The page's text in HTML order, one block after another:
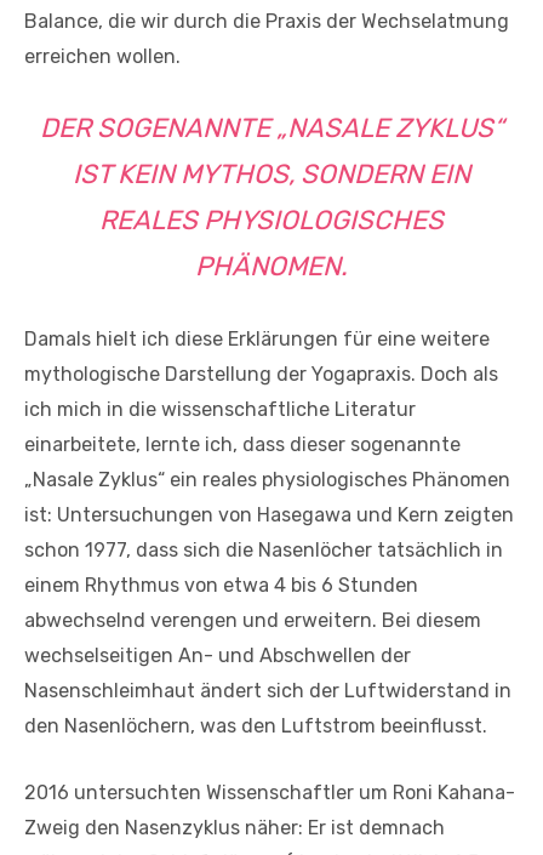
Balance, die wir durch die Praxis der Wechselatmung
erreichen wollen.
DER SOGENANNTE „NASALE ZYKLUS“
IST KEIN MYTHOS, SONDERN EIN
REALES PHYSIOLOGISCHES
PHÄNOMEN.
Damals hielt ich diese Erklärungen für eine weitere
mythologische Darstellung der Yogapraxis. Doch als
ich mich in die wissenschaftliche Literatur
einarbeitete, lernte ich, dass dieser sogenannte
„Nasale Zyklus“ ein reales physiologisches Phänomen
ist: Untersuchungen von Hasegawa und Kern zeigten
schon 1977, dass sich die Nasenlöcher tatsächlich in
einem Rhythmus von etwa 4 bis 6 Stunden
abwechselnd verengen und erweitern. Bei diesem
wechselseitigen An- und Abschwellen der
Nasenschleimhaut ändert sich der Luftwiderstand in
den Nasenlöchern, was den Luftstrom beeinflusst.
2016 untersuchten Wissenschaftler um Roni Kahana-
Zweig den Nasenzyklus näher: Er ist demnach